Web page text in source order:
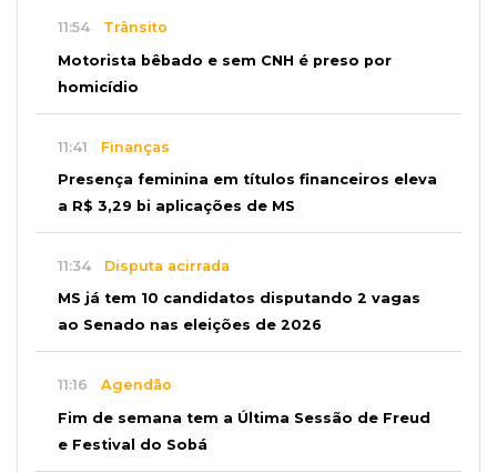
11:54 Trânsito
Motorista bêbado e sem CNH é preso por
homicídio
11:41 Finanças
Presença feminina em títulos financeiros eleva
a R$ 3,29 bi aplicações de MS
11:34 Disputa acirrada
MS já tem 10 candidatos disputando 2 vagas
ao Senado nas eleições de 2026
11:16 Agendão
Fim de semana tem a Última Sessão de Freud
e Festival do Sobá